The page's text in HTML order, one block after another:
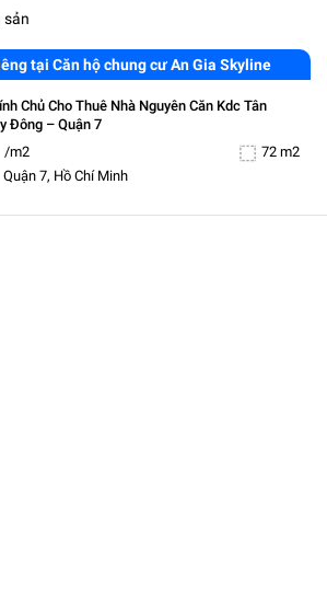
sản
tại Căn hộ chung cư An Gia Skyline
Chủ Cho Thuê Nhà Nguyên Căn Kdc Tân
Đông – Quận 7
/m2
72 m2
Quận 7, Hồ Chí Minh